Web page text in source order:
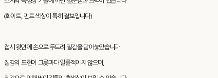
(화이트, 민트 색상이 특히 잘보입니다)
접시 윗면에 손으로 두드려 질감을 담아놓았습니다
질감의 표현이 그릇마다 일률적이지 않으며,